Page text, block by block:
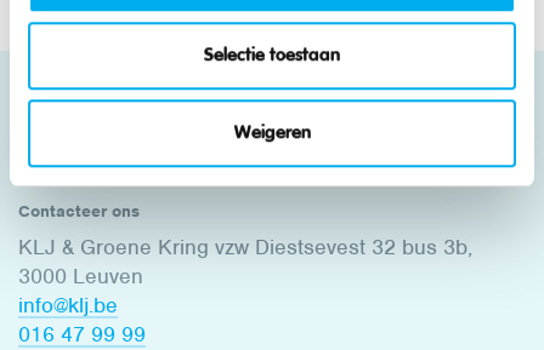
Selectie toestaan
Weigeren
Contacteer ons
KLJ & Groene Kring vzw Diestsevest 32 bus 3b,
3000 Leuven
info@klj.be​
016 47 99 99